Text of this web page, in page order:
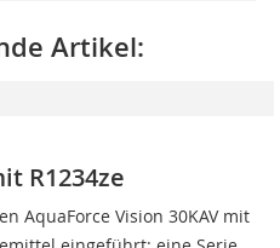
Artikel:
R1234ze
AquaForce Vision 30KAV mit